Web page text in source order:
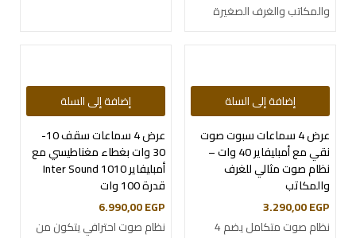
والمكاتب والغرف الصغيرة
إضافة إلى السلة
عرض 4 سماعات سبوت صوت
نقي مع أمبليفاير 40 وات –
نظام صوت مثالي للغرف
والمكاتب
3.290,00EGP
نظام صوت متكامل يضم 4
إضافة إلى السلة
عرض 4 سماعات سقف 10-
30 وات بغطاء مغناطيسي مع
أمبليفاير Inter Sound 1010
قدرة 100 وات
6.990,00EGP
نظام صوت احترافي يتكون من